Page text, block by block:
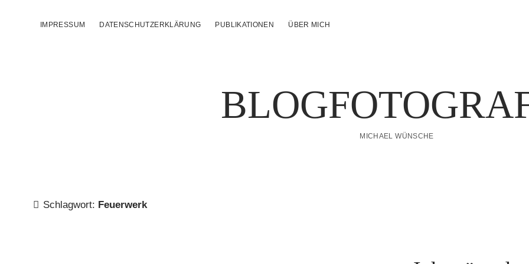
IMPRESSUM DATENSCHUTZERKLÄRUNG PUBLIKATIONEN ÜBER MICH
MICHAEL WÜNSCHE
Schlagwort: Feuerwerk